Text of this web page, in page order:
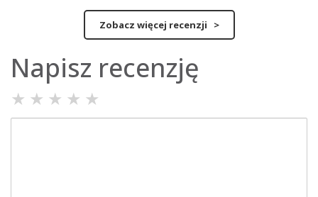
Zobacz więcej recenzji >
Napisz recenzję
★ ★ ★ ★ ★